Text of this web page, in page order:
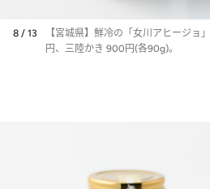
8 / 13
【宮城県】鮮冷の「女川アヒージョ
円、三陸かき 900円(各90g)。